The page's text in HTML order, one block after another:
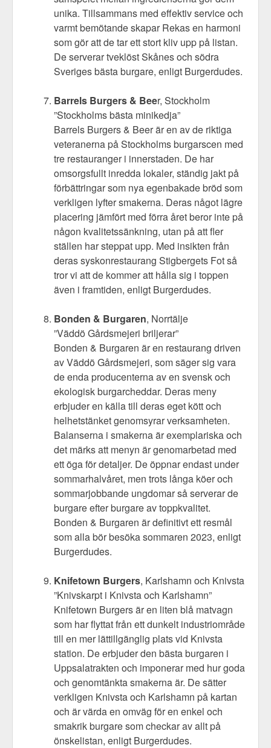
unika. Tillsammans med effektiv service och
varmt bemötande skapar Rekas en harmoni
som gör att de tar ett stort kliv upp på listan.
De serverar tveklöst Skånes och södra
Sveriges bästa burgare, enligt Burgerdudes.
Barrels Burgers & Beer, Stockholm
”Stockholms bästa minikedja”
Barrels Burgers & Beer är en av de riktiga
veteranerna på Stockholms burgarscen med
tre restauranger i innerstaden. De har
omsorgsfullt inredda lokaler, ständig jakt på
förbättringar som nya egenbakade bröd som
verkligen lyfter smakerna. Deras något lägre
placering jämfört med förra året beror inte på
någon kvalitetssänkning, utan på att fler
ställen har steppat upp. Med insikten från
deras syskonrestaurang Stigbergets Fot så
tror vi att de kommer att hålla sig i toppen
även i framtiden, enligt Burgerdudes.
Bonden & Burgaren, Norrtälje
”Väddö Gårdsmejeri briljerar”
Bonden & Burgaren är en restaurang driven
av Väddö Gårdsmejeri, som säger sig vara
de enda producenterna av en svensk och
ekologisk burgarcheddar. Deras meny
erbjuder en källa till deras eget kött och
helhetstänket genomsyrar verksamheten.
Balanserna i smakerna är exemplariska och
det märks att menyn är genomarbetad med
ett öga för detaljer. De öppnar endast under
sommarhalvåret, men trots långa köer och
sommarjobbande ungdomar så serverar de
burgare efter burgare av toppkvalitet.
Bonden & Burgaren är definitivt ett resmål
som alla bör besöka sommaren 2023, enligt
Burgerdudes.
Knifetown Burgers, Karlshamn och Knivsta
”Knivskarpt i Knivsta och Karlshamn”
Knifetown Burgers är en liten blå matvagn
som har flyttat från ett dunkelt industriområde
till en mer lättillgänglig plats vid Knivsta
station. De erbjuder den bästa burgaren i
Uppsalatrakten och imponerar med hur goda
och genomtänkta smakerna är. De sätter
verkligen Knivsta och Karlshamn på kartan
och är värda en omväg för en enkel och
smakrik burgare som checkar av allt på
önskelistan, enligt Burgerdudes.